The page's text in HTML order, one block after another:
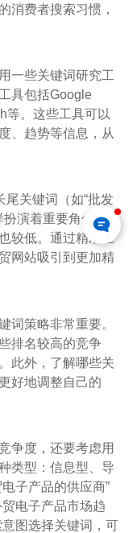
消费者搜索习惯，
一些关键词研究工
具包括Google
等。这些工具可以
、趋势等信息，从
尾关键词（如“批发
扮演着重要角色。长
较低。通过精准匹
网站吸引到更加精
词策略非常重要。
排名较高的竞争
此外，了解哪些关
好地调整自己的
争度，还要考虑用
类型：信息型、导
子产品的供应商”
电子产品市场趋
图选择关键词，可